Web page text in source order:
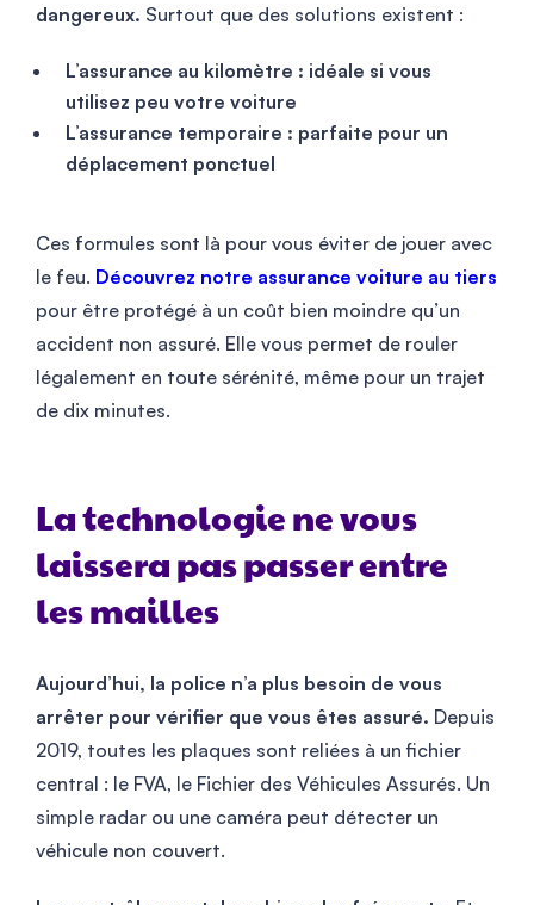
dangereux. Surtout que des solutions existent :
L’assurance au kilomètre : idéale si vous
utilisez peu votre voiture
L’assurance temporaire : parfaite pour un
déplacement ponctuel
Ces formules sont là pour vous éviter de jouer avec
le feu. Découvrez notre assurance voiture au tiers
pour être protégé à un coût bien moindre qu’un
accident non assuré. Elle vous permet de rouler
légalement en toute sérénité, même pour un trajet
de dix minutes.
La technologie ne vous
laissera pas passer entre
les mailles
Aujourd’hui, la police n’a plus besoin de vous
arrêter pour vérifier que vous êtes assuré. Depuis
2019, toutes les plaques sont reliées à un fichier
central : le FVA, le Fichier des Véhicules Assurés. Un
simple radar ou une caméra peut détecter un
véhicule non couvert.